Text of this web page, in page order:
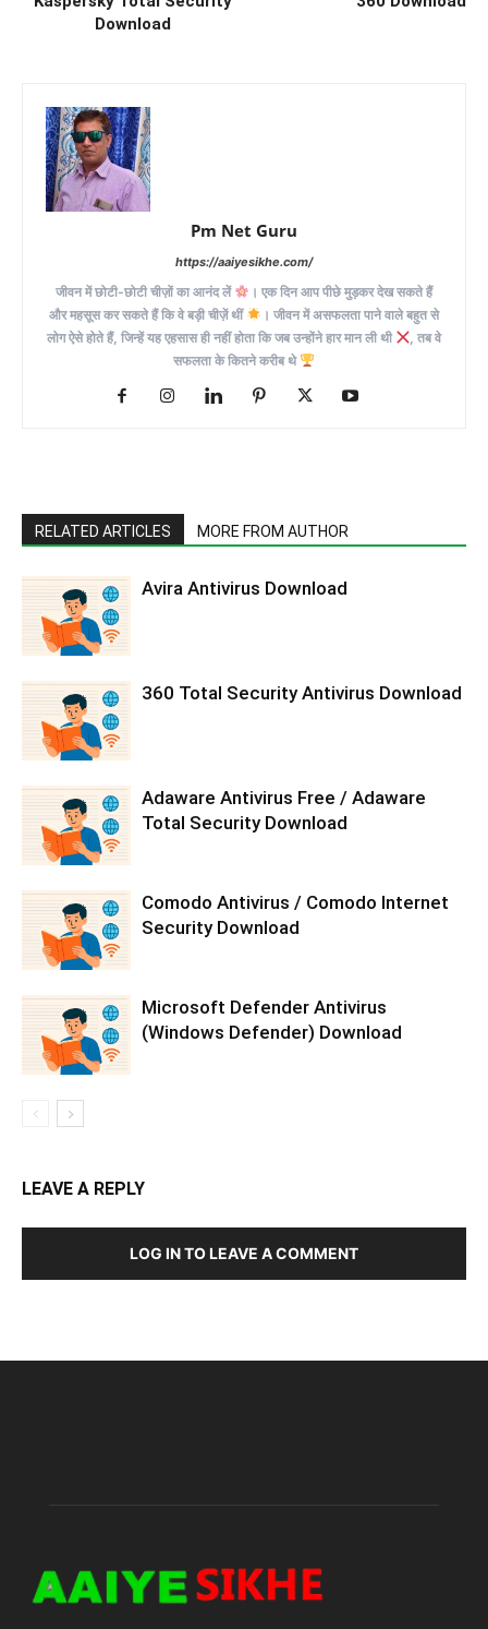
Download
Pm Net Guru
https://aaiyesikhe.com/
जीवन में छोटी-छोटी चीज़ों का आनंद लें
। एक दिन आप पीछे मुड़कर देख सकते हैं
और महसूस कर सकते हैं कि वे बड़ी चीज़ें थीं
। जीवन में असफलता पाने वाले बहुत से
लोग ऐसे होते हैं, जिन्हें यह एहसास ही नहीं होता कि जब उन्होंने हार मान ली थी
, तब वे
सफलता के कितने करीब थे
RELATED ARTICLES MORE FROM AUTHOR
Avira Antivirus Download
360 Total Security Antivirus Download
Adaware Antivirus Free / Adaware
Total Security Download
Comodo Antivirus / Comodo Internet
Security Download
Microsoft Defender Antivirus
(Windows Defender) Download
LEAVE A REPLY
LOG IN TO LEAVE A COMMENT